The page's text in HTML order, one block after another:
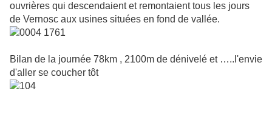
ouvrières qui descendaient et remontaient tous les jours
de Vernosc aux usines situées en fond de vallée.
Bilan de la journée 78km , 2100m de dénivelé et …..l'envie
d'aller se coucher tôt